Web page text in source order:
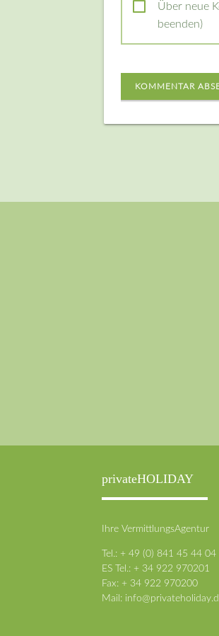
Über neue
beenden)
KOMMENTAR
privateHOLIDAY
Ihre VermittlungsAgentur
Tel.: + 49 (0) 841 45 44 04
ES Tel.: + 34 922 970201
Fax: + 34 922 970200
Mail: